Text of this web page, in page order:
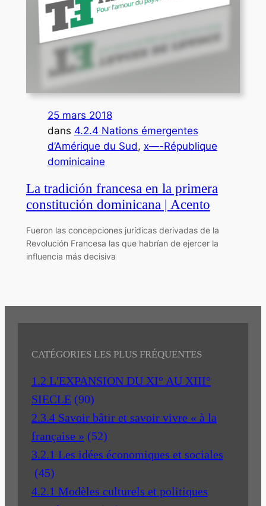
25 mars 2018
dans 4.2.4 Nations émergentes
d’Amérique du Sud, x—-République
dominicaine
La tradición francesa en la primera
constitución dominicana | Acento
Fueron las concepciones jurídicas derivadas de la
Revolución Francesa las que habrían de ejercer la
influencia más decisiva
CATÉGORIES LES PLUS FRÉQUENTES
1.2 L'EXPANSION DU XI° AU XIII°
SIECLE (90)
2.3.4 Savoir bâtir et savoir vivre « à la
française » (52)
3.2.1 Les idées économiques et sociales
(45)
4.2.1 Modèles culturels et politiques